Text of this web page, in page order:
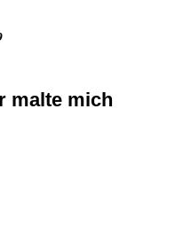
malte mich